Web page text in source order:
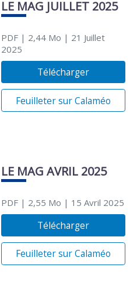
LE MAG JUILLET 2025
PDF| 2,44 Mo | 21 Juillet
2025
Télécharger
Feuilleter sur Calaméo
LE MAG AVRIL 2025
PDF| 2,55 Mo | 15 Avril 2025
Télécharger
Feuilleter sur Calaméo